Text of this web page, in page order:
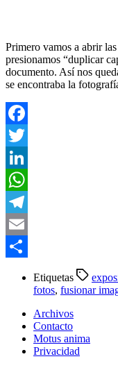
Primero vamos a abrir
presionamos “duplicar
documento. Así nos
se encontraba la
Facebook
Twitter
LinkedIn
WhatsApp
Telegram
Email
Etiquetas
fotos, fusionar
Archivos
Contacto
Motus anima
Privacidad